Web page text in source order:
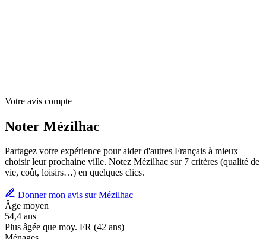
Votre avis compte
Noter Mézilhac
Partagez votre expérience pour aider d'autres Français à mieux
choisir leur prochaine ville. Notez Mézilhac sur 7 critères (qualité de
vie, coût, loisirs…) en quelques clics.
Donner mon avis sur Mézilhac
Âge moyen
54,4 ans
Plus âgée que moy. FR (42 ans)